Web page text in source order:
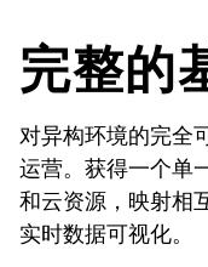
完整的
对异构环境的完全
运营。获得一个单
和云资源，映射相
实时数据可视化。